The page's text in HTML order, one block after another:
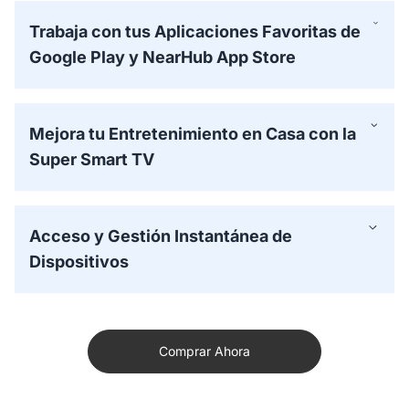
Trabaja con tus Aplicaciones Favoritas de
Google Play y NearHub App Store
Mejora tu Entretenimiento en Casa con la
Super Smart TV
Acceso y Gestión Instantánea de
Dispositivos
Comprar Ahora